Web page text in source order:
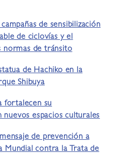
de sensibilización
de ciclovías y el
normas de tránsito
de Hachiko en la
Shibuya
fortalecen su
espacios culturales
de prevención a
Mundial contra la Trata de